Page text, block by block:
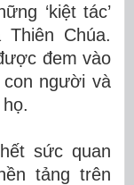
‘kiệt tác’
Chúa.
đem vào
người và
sức quan
tảng trên